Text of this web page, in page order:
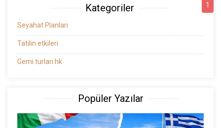
1
Kategoriler
Seyahat Planları
Tatilin etkileri
Gemi turları hk
Popüler Yazılar